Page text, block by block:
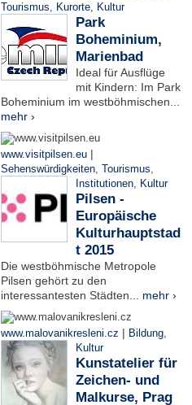
Tourismus
Kurorte, Kultur
Park
Boheminium,
Marienbad
Ideal für Ausflüge
mit Kindern: Im Park
Boheminium im westböhmischen...
mehr ›
www.visitpilsen.eu |
Sehenswürdigkeiten, Tourismus
Institutionen, Kultur
Pilsen -
Europäische
Kulturhauptstad
t 2015
Die westböhmische Metropole
Pilsen gehört zu den
interessantesten Städten... mehr ›
www.malovanikresleni.cz | Bildung,
Kultur
Kunstatelier für
Zeichen- und
Malkurse, Prag